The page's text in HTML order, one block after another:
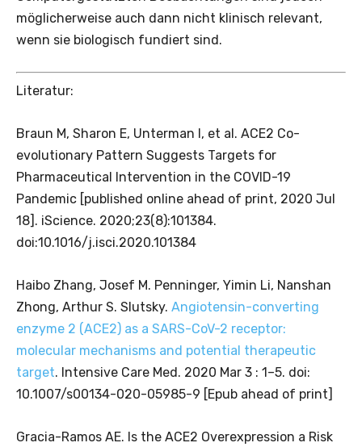
möglicherweise auch dann nicht klinisch relevant,
wenn sie biologisch fundiert sind.
Literatur:
Braun M, Sharon E, Unterman I, et al. ACE2 Co-
evolutionary Pattern Suggests Targets for
Pharmaceutical Intervention in the COVID-19
Pandemic [published online ahead of print, 2020 Jul
18]. iScience. 2020;23(8):101384.
doi:10.1016/j.isci.2020.101384
Haibo Zhang, Josef M. Penninger, Yimin Li, Nanshan
Zhong, Arthur S. Slutsky. Angiotensin-converting
enzyme 2 (ACE2) as a SARS-CoV-2 receptor:
molecular mechanisms and potential therapeutic
target. Intensive Care Med. 2020 Mar 3 : 1–5. doi:
10.1007/s00134-020-05985-9 [Epub ahead of print]
Gracia-Ramos AE. Is the ACE2 Overexpression a Risk